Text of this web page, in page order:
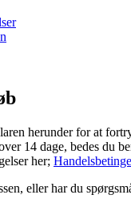
herunder for at
14 dage, bedes du
her;
eller har du